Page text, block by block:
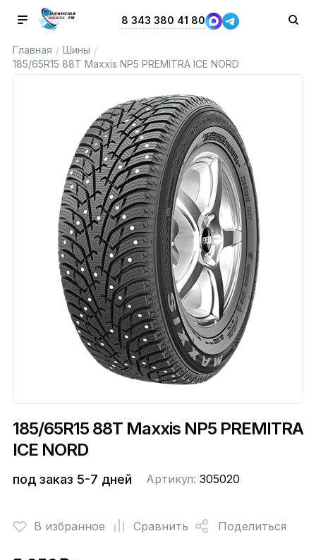
8 343 380 41 80
Главная / Шины /
185/65R15 88T Maxxis NP5 PREMITRA ICE NORD
185/65R15 88T Maxxis NP5 PREMITRA
ICE NORD
под заказ 5-7 дней Артикул: 305020
В избранное Сравнить Поделиться